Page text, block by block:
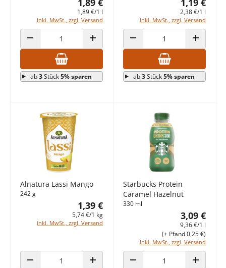
1,89 €
1,89 €/1 l
inkl. MwSt., zzgl. Versand
ANZAHL VERRINGERN ANZAHL ERHÖHEN
ab3Stück5% sparen
1,19 €
2,38 €/1 l
inkl. MwSt., zzgl. Versand
ANZAHL VERRINGERN ANZAHL
ab3Stück5% sparen
Alnatura Lassi Mango
242 g
1,39 €
5,74 €/1 kg
inkl. MwSt., zzgl. Versand
Starbucks Protein
Caramel Hazelnut
330 ml
3,09 €
9,36 €/1 l
inkl. MwSt., zzgl. Versand
(+ Pfand 0,25 €)